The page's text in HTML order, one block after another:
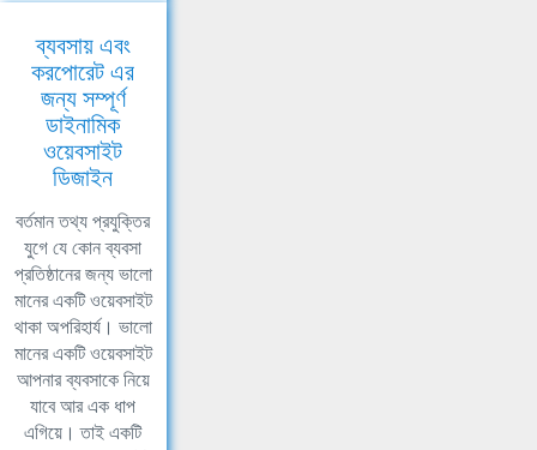
ব্যবসায় এবং
করপোরেট এর
জন্য সম্পূর্ণ
ডাইনামিক
ওয়েবসাইট
ডিজাইন
বর্তমান তথ্য প্রযুক্তির
যুগে যে কোন ব্যবসা
প্রতিষ্ঠানের জন্য ভালো
মানের একটি ওয়েবসাইট
থাকা অপরিহার্য। ভালো
মানের একটি ওয়েবসাইট
আপনার ব্যবসাকে নিয়ে
যাবে আর এক ধাপ
এগিয়ে। তাই একটি